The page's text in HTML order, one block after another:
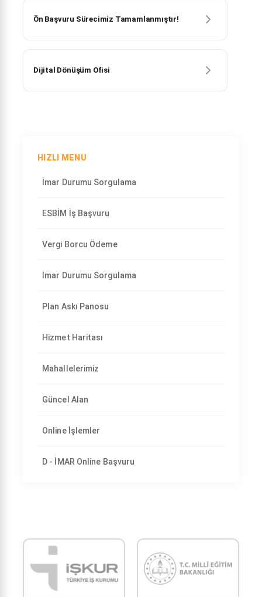
Ön Başvuru Sürecimiz Tamamlanmıştır!
Dijital Dönüşüm Ofisi
HIZLI MENU
İmar Durumu Sorgulama
ESBİM İş Başvuru
Vergi Borcu Ödeme
İmar Durumu Sorgulama
Plan Askı Panosu
Hizmet Haritası
Mahallelerimiz
Güncel Alan
Online İşlemler
D - İMAR Online Başvuru